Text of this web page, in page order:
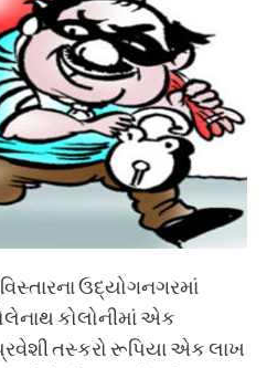
ઉદ્યોગનગરમાં
કોલોનીમાં એક
પ્રવેશી તસ્કરો રૂપિયા એક લાખ